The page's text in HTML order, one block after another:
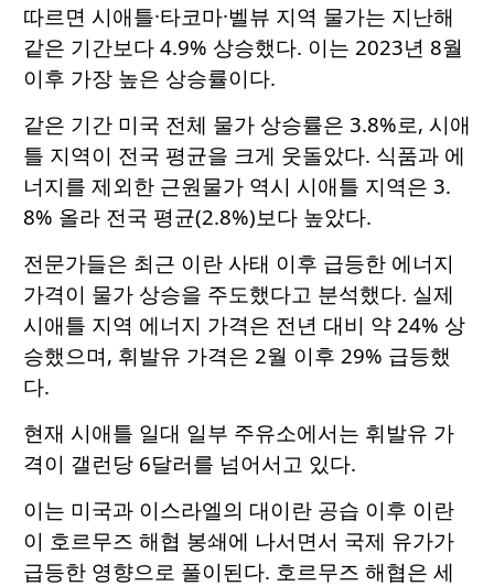
따르면 시애틀·타코마·벨뷰 지역 물가는 지난해
같은 기간보다 4.9% 상승했다. 이는 2023년 8월
이후 가장 높은 상승률이다.
같은 기간 미국 전체 물가 상승률은 3.8%로, 시애
틀 지역이 전국 평균을 크게 웃돌았다. 식품과 에
너지를 제외한 근원물가 역시 시애틀 지역은 3.
8% 올라 전국 평균(2.8%)보다 높았다.
전문가들은 최근 이란 사태 이후 급등한 에너지
가격이 물가 상승을 주도했다고 분석했다. 실제
시애틀 지역 에너지 가격은 전년 대비 약 24% 상
승했으며, 휘발유 가격은 2월 이후 29% 급등했
다.
현재 시애틀 일대 일부 주유소에서는 휘발유 가
격이 갤런당 6달러를 넘어서고 있다.
이는 미국과 이스라엘의 대이란 공습 이후 이란
이 호르무즈 해협 봉쇄에 나서면서 국제 유가가
급등한 영향으로 풀이된다. 호르무즈 해협은 세